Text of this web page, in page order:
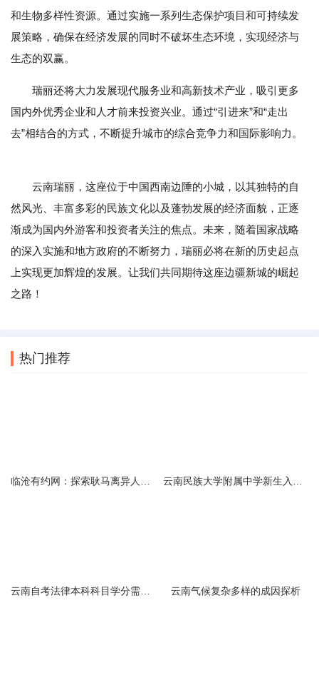
和生物多样性资源。通过实施一系列生态保护项目和可持续发
展策略，确保在经济发展的同时不破坏生态环境，实现经济与
生态的双赢。
瑞丽还将大力发展现代服务业和高新技术产业，吸引更多
国内外优秀企业和人才前来投资兴业。通过“引进来”和“走出
去”相结合的方式，不断提升城市的综合竞争力和国际影响力。
云南瑞丽，这座位于中国西南边陲的小城，以其独特的自
然风光、丰富多彩的民族文化以及蓬勃发展的经济面貌，正逐
渐成为国内外游客和投资者关注的焦点。未来，随着国家战略
的深入实施和地方政府的不断努力，瑞丽必将在新的历史起点
上实现更加辉煌的发展。让我们共同期待这座边疆新城的崛起
之路！
热门推荐
云南气候复杂多样的成因探析